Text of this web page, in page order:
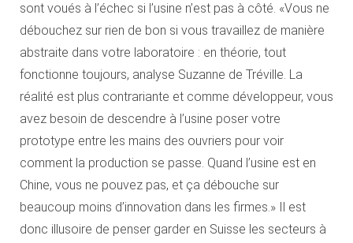
sont voués à l’échec si l’usine n’est pas à côté. «Vous ne
débouchez sur rien de bon si vous travaillez de manière
abstraite dans votre laboratoire : en théorie, tout
fonctionne toujours, analyse Suzanne de Tréville. La
réalité est plus contrariante et comme développeur, vous
avez besoin de descendre à l’usine poser votre
prototype entre les mains des ouvriers pour voir
comment la production se passe. Quand l’usine est en
Chine, vous ne pouvez pas, et ça débouche sur
beaucoup moins d’innovation dans les firmes.» Il est
donc illusoire de penser garder en Suisse les secteurs à